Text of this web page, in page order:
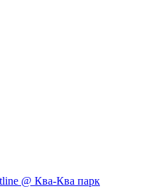
@ Ква-Ква парк